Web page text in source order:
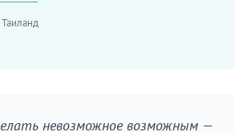
Таиланд
невозможное возможным —